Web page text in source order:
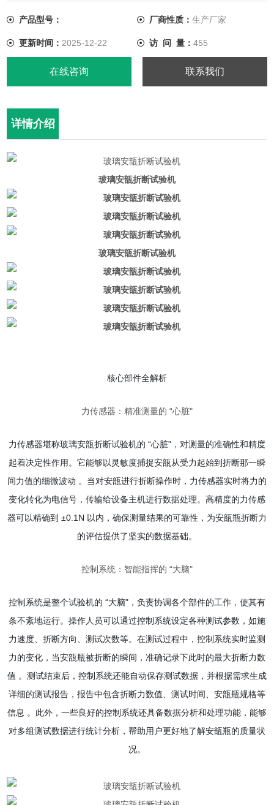
产品型号： 厂商性质： 生产厂家
更新时间： 2025-12-22 访 问 量： 455
在线咨询 联系我们
详情介绍
玻璃安瓿折断试验机
玻璃安瓿折断试验机
核心部件全解析
力传感器：精准测量的 “心脏"
力传感器堪称玻璃安瓿折断试验机的 “心脏"，对测量的准确性和精度
起着决定性作用。它能够以灵敏度捕捉安瓿从受力起始到折断那一瞬
间力值的细微波动 。当对安瓿进行折断操作时，力传感器实时将力的
变化转化为电信号，传输给设备主机进行数据处理。高精度的力传感
器可以精确到 ±0.1N 以内，确保测量结果的可靠性，为安瓿瓶折断力
的评估提供了坚实的数据基础。
控制系统：智能指挥的 “大脑"
控制系统是整个试验机的 “大脑"，负责协调各个部件的工作，使其有
条不紊地运行。操作人员可以通过控制系统设定各种测试参数，如施
力速度、折断方向、测试次数等。在测试过程中，控制系统实时监测
力的变化，当安瓿瓶被折断的瞬间，准确记录下此时的最大折断力数
值 。测试结束后，控制系统还能自动保存测试数据，并根据需求生成
详细的测试报告，报告中包含折断力数值、测试时间、安瓿瓶规格等
信息 。此外，一些良好的控制系统还具备数据分析和处理功能，能够
对多组测试数据进行统计分析，帮助用户更好地了解安瓿瓶的质量状
况。